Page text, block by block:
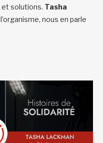
et solutions. Tasha
nous en parle